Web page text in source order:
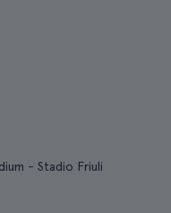
- Stadio Friuli